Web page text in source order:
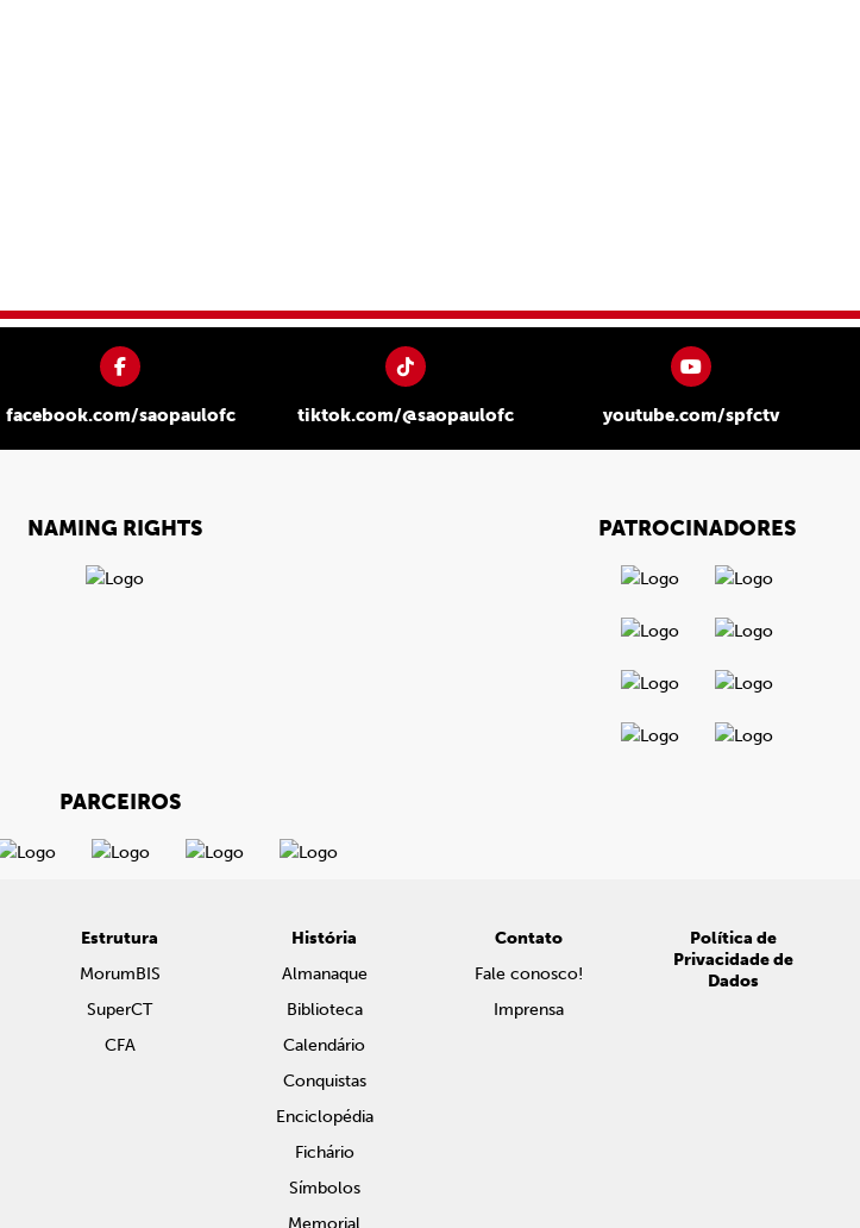
facebook.com/saopaulofc tiktok.com/@saopaulofc youtube.com/spfctv
NAMING RIGHTS PATROCINADORES
PARCEIROS
Estrutura
MorumBIS
SuperCT
CFA
História
Almanaque
Biblioteca
Calendário
Conquistas
Enciclopédia
Fichário
Símbolos
Memorial
Contato
Fale conosco!
Imprensa
Política de
Privacidade de
Dados